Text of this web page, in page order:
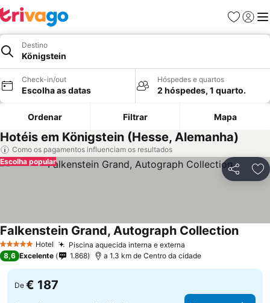
Favoritos
Iniciar
Destino
Königstein
Check-in/out
Escolha as datas
Hóspedes e quartos
2 hóspedes, 1 quarto.
Ordenar Filtrar Mapa
Hotéis em Königstein (Hesse, Alemanha)
Como os pagamentos influenciam os resultados
Partilhar
Escolha popular
5 Estrelas Hotel Piscina aquecida interna e externa
Falkenstein Grand, Autograph Collection
8,6 Excelente 1.868 a 1.3 km de Centro da cidade
De € 187